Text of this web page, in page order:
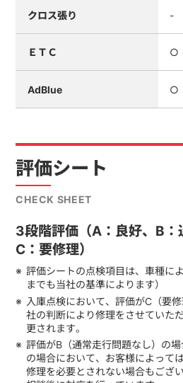
クロス張り -
ＥＴＣ ○
AdBlue ○
評価シート
CHECK SHEET
3段階評価（A：良好、B：
C：要修理）
評価シートの点検項目は、車種に
までも当社の基準によります）
入庫点検において、評価がC（要
社の判断により修理をさせていた
更されます。
評価がB（通常走行問題なし）の
の場合において、お客様によって
修理を必要とされない場合もござ